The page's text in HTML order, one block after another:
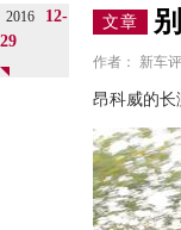
2016
12-
29
文章
作者： 新车
昂科威的长